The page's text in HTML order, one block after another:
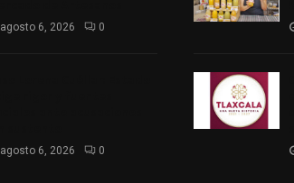
agosto 6, 2026 0
agosto 6, 2026 0